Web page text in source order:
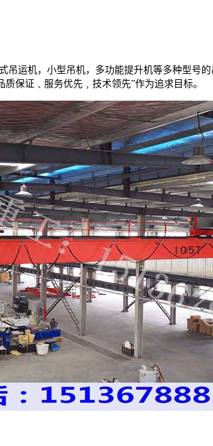
吊运机，小型吊机，多功能提升机等多种型号
保证﹑服务优先﹐技术领先”作为追求目标。